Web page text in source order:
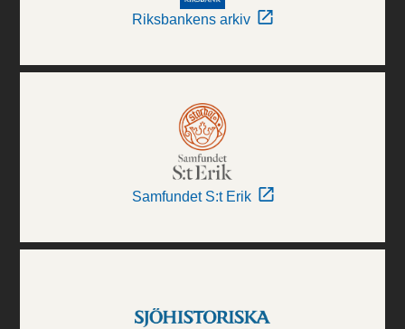
Riksbankens arkiv
Samfundet S:t Erik